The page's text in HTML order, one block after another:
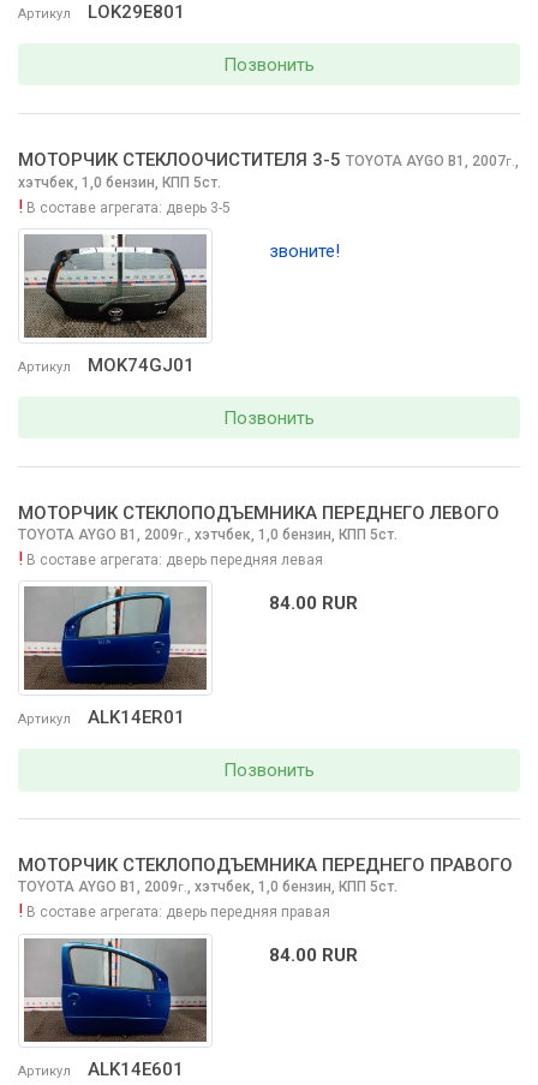
Артикул LOK29E801
Позвонить
Артикул MOK74GJ01
МОТОРЧИК СТЕКЛООЧИCТИТЕЛЯ 3-5 TOYOTA AYGO B1, 2007г.,
хэтчбек, 1,0 бензин, КПП 5ст.
! В составе агрегата: дверь 3-5
звоните!
Позвонить
Артикул ALK14ER01
МОТОРЧИК СТЕКЛОПОДЪЕМНИКА ПЕРЕДНЕГО ЛЕВОГО
TOYOTA AYGO B1, 2009г., хэтчбек, 1,0 бензин, КПП 5ст.
! В составе агрегата: дверь передняя левая
84.00 RUR
Позвонить
Артикул ALK14E601
МОТОРЧИК СТЕКЛОПОДЪЕМНИКА ПЕРЕДНЕГО ПРАВОГО
TOYOTA AYGO B1, 2009г., хэтчбек, 1,0 бензин, КПП 5ст.
! В составе агрегата: дверь передняя правая
84.00 RUR